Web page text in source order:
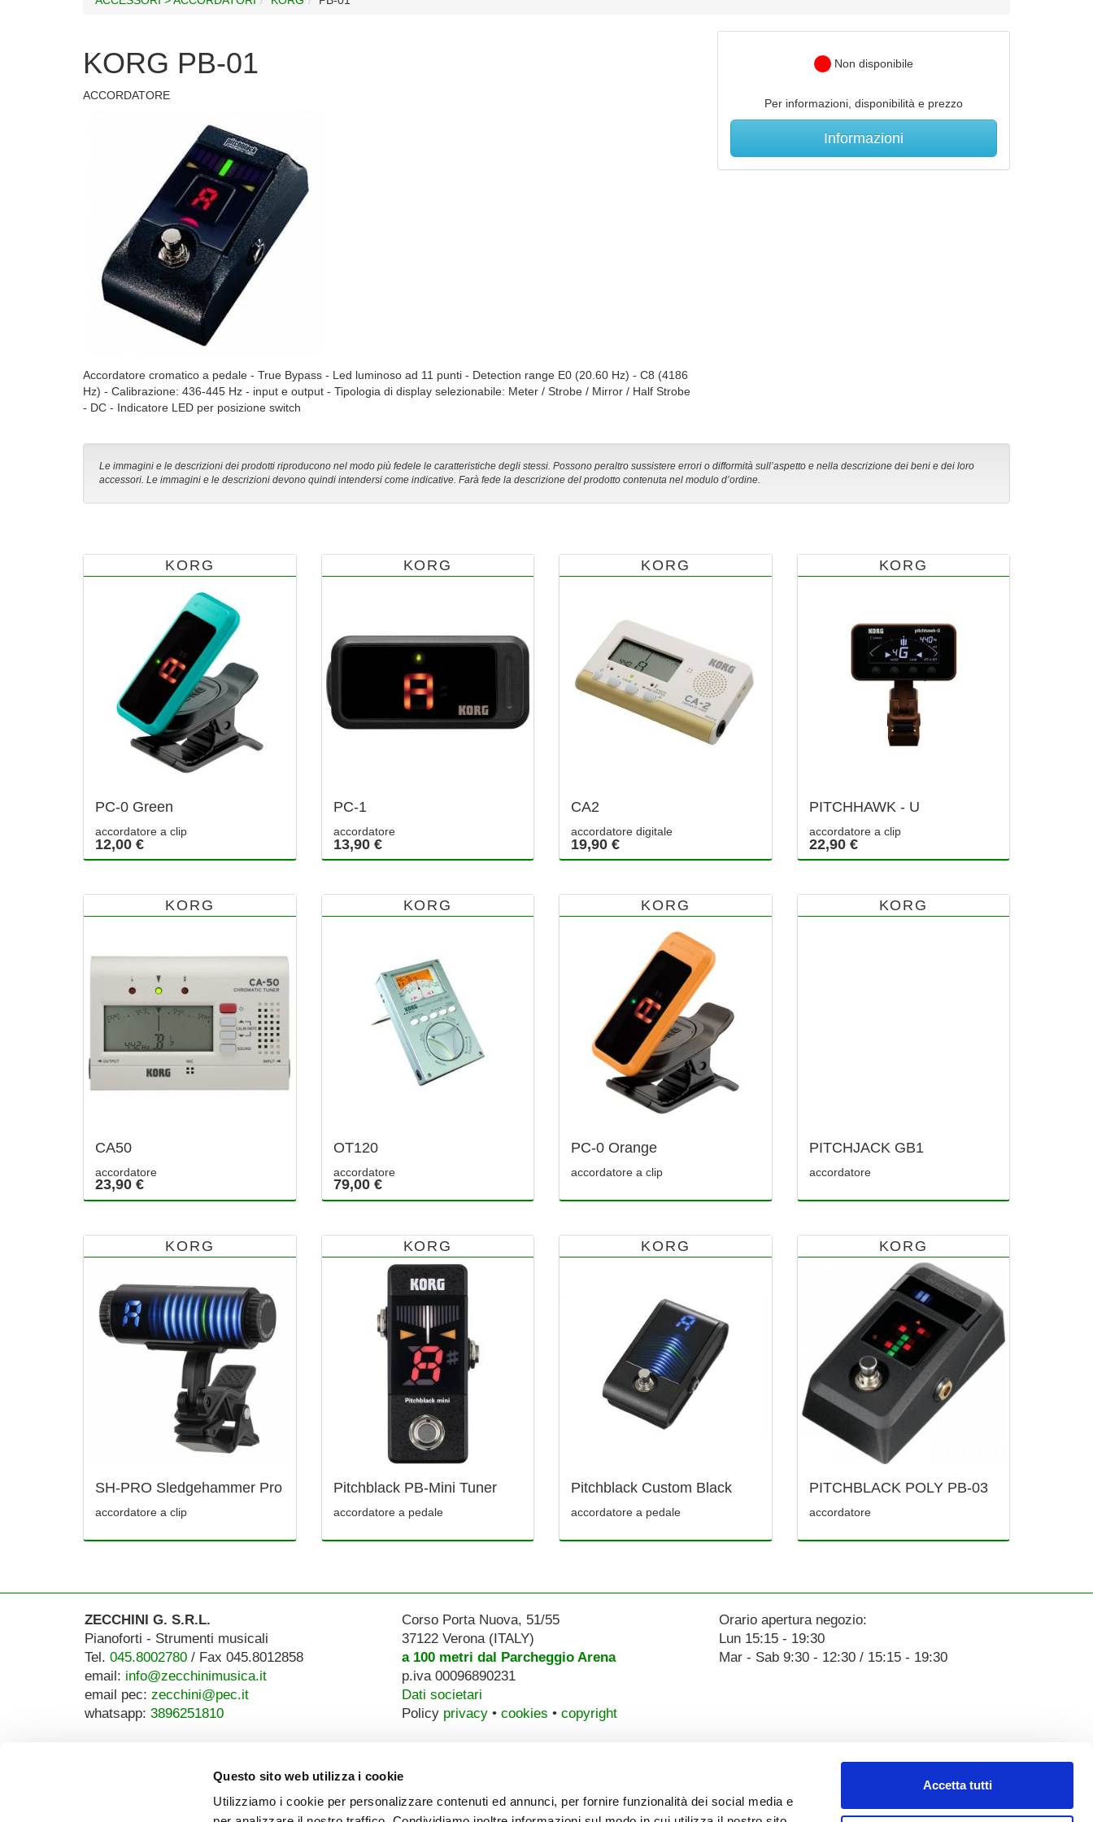
Questo sito web utilizza i cookie
Utilizziamo i cookie per personalizzare contenuti ed annunci, per fornire funzionalità dei social media e
Accetta tutti
Non disponibile
Per informazioni, disponibilità e prezzo
Informazioni
KORG PB-01
ACCORDATORE
Accordatore cromatico a pedale - True Bypass - Led luminoso ad 11 punti - Detection range E0 (20.60 Hz) - C8 (4186
Hz) - Calibrazione: 436-445 Hz - input e output - Tipologia di display selezionabile: Meter / Strobe / Mirror / Half Strobe
- DC - Indicatore LED per posizione switch
Le immagini e le descrizioni dei prodotti riproducono nel modo più fedele le caratteristiche degli stessi. Possono peraltro sussistere errori o difformità sull’aspetto e nella descrizione dei beni e dei loro
accessori. Le immagini e le descrizioni devono quindi intendersi come indicative. Farà fede la descrizione del prodotto contenuta nel modulo d’ordine.
KORG
PC-0 Green
accordatore a clip
12,00 €
KORG
PC-1
accordatore
13,90 €
KORG
CA2
accordatore digitale
19,90 €
KORG
PITCHHAWK - U
accordatore a clip
22,90 €
KORG
CA50
accordatore
23,90 €
KORG
OT120
accordatore
79,00 €
KORG
PC-0 Orange
accordatore a clip
KORG
PITCHJACK GB1
accordatore
KORG
SH-PRO Sledgehammer Pro
accordatore a clip
KORG
Pitchblack PB-Mini Tuner
accordatore a pedale
KORG
Pitchblack Custom Black
accordatore a pedale
KORG
PITCHBLACK POLY PB-03
accordatore
ZECCHINI G. S.R.L.
Pianoforti - Strumenti musicali
Tel. 045.8002780/ Fax 045.8012858
email: info@zecchinimusica.it
email pec: zecchini@pec.it
whatsapp: 3896251810
Corso Porta Nuova, 51/55
37122 Verona (ITALY)
a 100 metri dal Parcheggio Arena
p.iva 00096890231
Dati societari
Policy privacy• cookies • copyright
Orario apertura negozio:
Lun 15:15 - 19:30
Mar - Sab 9:30 - 12:30 / 15:15 - 19:30